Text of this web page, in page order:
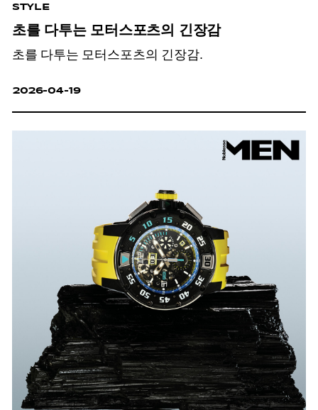
STYLE
초를 다투는 모터스포츠의 긴장감
초를 다투는 모터스포츠의 긴장감.
2026-04-19